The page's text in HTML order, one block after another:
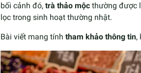
bối cảnh đó, trà thảo mộc thường được
lọc trong sinh hoạt thường nhật.
Bài viết mang tính tham khảo thông tin,